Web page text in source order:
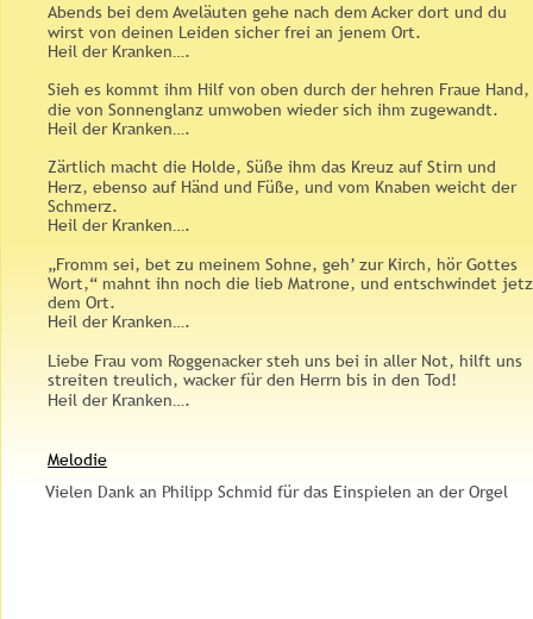
Abends bei dem Aveläuten gehe nach dem Acker dort und du
wirst von deinen Leiden sicher frei an jenem Ort.
Heil der Kranken….
Sieh es kommt ihm Hilf von oben durch der hehren Fraue Hand,
die von Sonnenglanz umwoben wieder sich ihm zugewandt.
Heil der Kranken….
Zärtlich macht die Holde, Süße ihm das Kreuz auf Stirn und
Herz, ebenso auf Händ und Füße, und vom Knaben weicht der
Schmerz.
Heil der Kranken….
„Fromm sei, bet zu meinem Sohne, geh’ zur Kirch, hör Gottes
Wort,“ mahnt ihn noch die lieb Matrone, und entschwindet
dem Ort.
Heil der Kranken….
Liebe Frau vom Roggenacker steh uns bei in aller Not, hilft uns
streiten treulich, wacker für den Herrn bis in den Tod!
Heil der Kranken….
Melodie
Vielen Dank an Philipp Schmid für das Einspielen an der Orgel